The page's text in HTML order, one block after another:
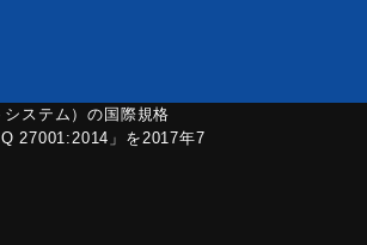
ステム）の国際規格
27001:2014」を2017年7